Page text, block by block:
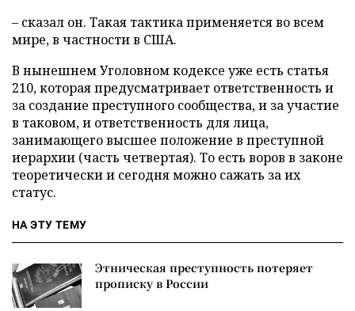
– сказал он. Такая тактика применяется во всем
мире, в частности в США.
В нынешнем Уголовном кодексе уже есть статья
210, которая предусматривает ответственность и
за создание преступного сообщества, и за участие
в таковом, и ответственность для лица,
занимающего высшее положение в преступной
иерархии (часть четвертая). То есть воров в законе
теоретически и сегодня можно сажать за их
статус.
НА ЭТУ ТЕМУ
Этническая преступность потеряет
прописку в России